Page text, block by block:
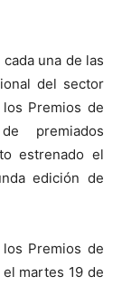
una de las
del sector
Premios de
premiados
estrenado el
edición de
Premios de
martes 19 de